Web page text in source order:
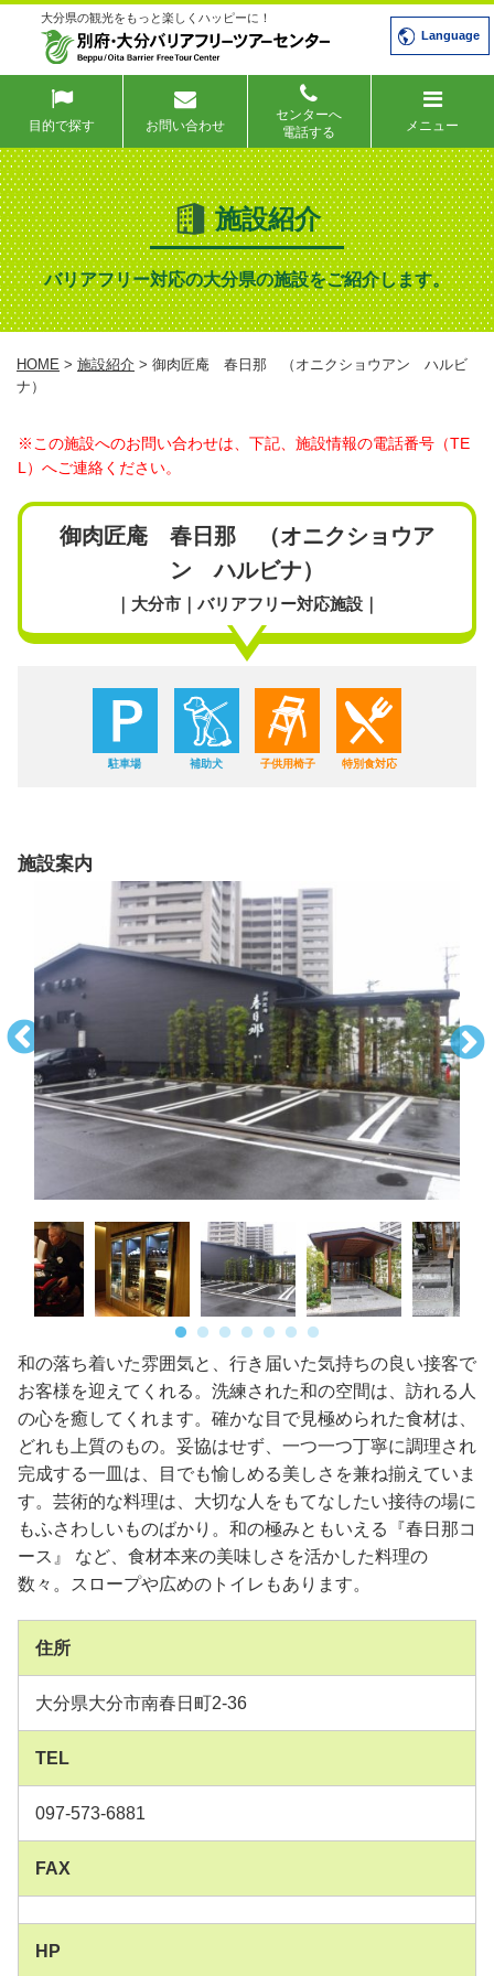
大分県の観光をもっと楽しくハッピーに！
Language
目的で探す お問い合わせ
センターへ
電話する
メニュー
施設紹介
バリアフリー対応の大分県の施設をご紹介します。
HOME > 施設紹介 > 御肉匠庵 春日那 （オニクショウアン ハルビ
ナ）
※この施設へのお問い合わせは、下記、施設情報の電話番号（TE
L）へご連絡ください。
御肉匠庵 春日那 （オニクショウア
ン ハルビナ）
｜大分市｜バリアフリー対応施設｜
駐車場 補助犬 子供用椅子 特別食対応
施設案内
和の落ち着いた雰囲気と、行き届いた気持ちの良い接客で
お客様を迎えてくれる。洗練された和の空間は、訪れる人
の心を癒してくれます。確かな目で見極められた食材は、
どれも上質のもの。妥協はせず、一つ一つ丁寧に調理され
完成する一皿は、目でも愉しめる美しさを兼ね揃えていま
す。芸術的な料理は、大切な人をもてなしたい接待の場に
もふさわしいものばかり。和の極みともいえる『春日那コ
ース』 など、食材本来の美味しさを活かした料理の
数々。スロープや広めのトイレもあります。
住所
大分県大分市南春日町2-36
TEL
097-573-6881
FAX
HP